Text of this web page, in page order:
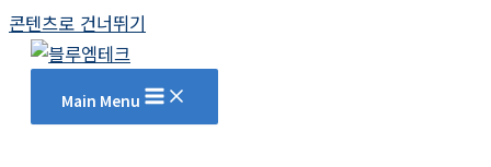
콘텐츠로 건너뛰기
Main Menu